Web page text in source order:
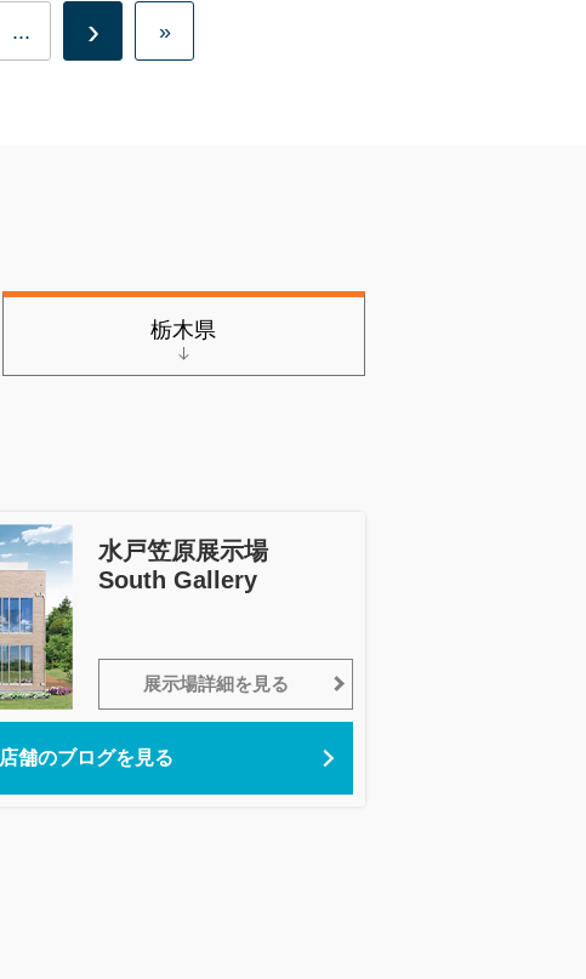
... › »
栃木県
水戸笠原展示場
South Gallery
展示場詳細を見る
店舗のブログを見る